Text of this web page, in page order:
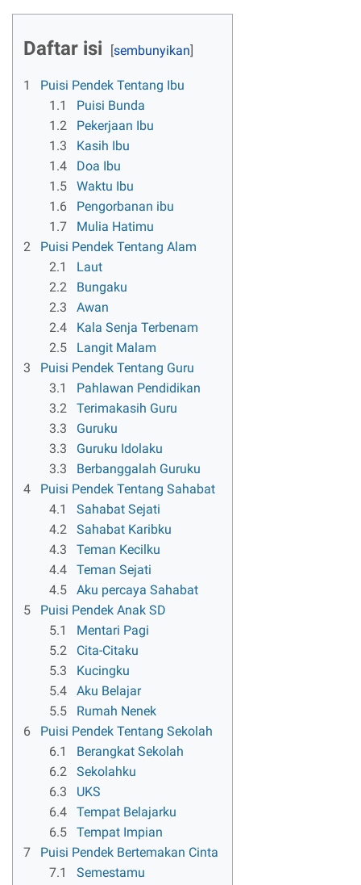
Daftar isi
1
Puisi Pendek Tentang Ibu
1.1
Puisi Bunda
1.2
Pekerjaan Ibu
1.3
Kasih Ibu
1.4
Doa Ibu
1.5
Waktu Ibu
1.6
Pengorbanan ibu
1.7
Mulia Hatimu
2
Puisi Pendek Tentang Alam
2.1
Laut
2.2
Bungaku
2.3
Awan
2.4
Kala Senja Terbenam
2.5
Langit Malam
3
Puisi Pendek Tentang Guru
3.1
Pahlawan Pendidikan
3.2
Terimakasih Guru
3.3
Guruku
3.3
Guruku Idolaku
3.3
Berbanggalah Guruku
4
Puisi Pendek Tentang Sahabat
4.1
Sahabat Sejati
4.2
Sahabat Karibku
4.3
Teman Kecilku
4.4
Teman Sejati
4.5
Aku percaya Sahabat
5
Puisi Pendek Anak SD
5.1
Mentari Pagi
5.2
Cita-Citaku
5.3
Kucingku
5.4
Aku Belajar
5.5
Rumah Nenek
6
Puisi Pendek Tentang Sekolah
6.1
Berangkat Sekolah
6.2
Sekolahku
6.3
UKS
6.4
Tempat Belajarku
6.5
Tempat Impian
7
Puisi Pendek Bertemakan Cinta
7.1
Semestamu